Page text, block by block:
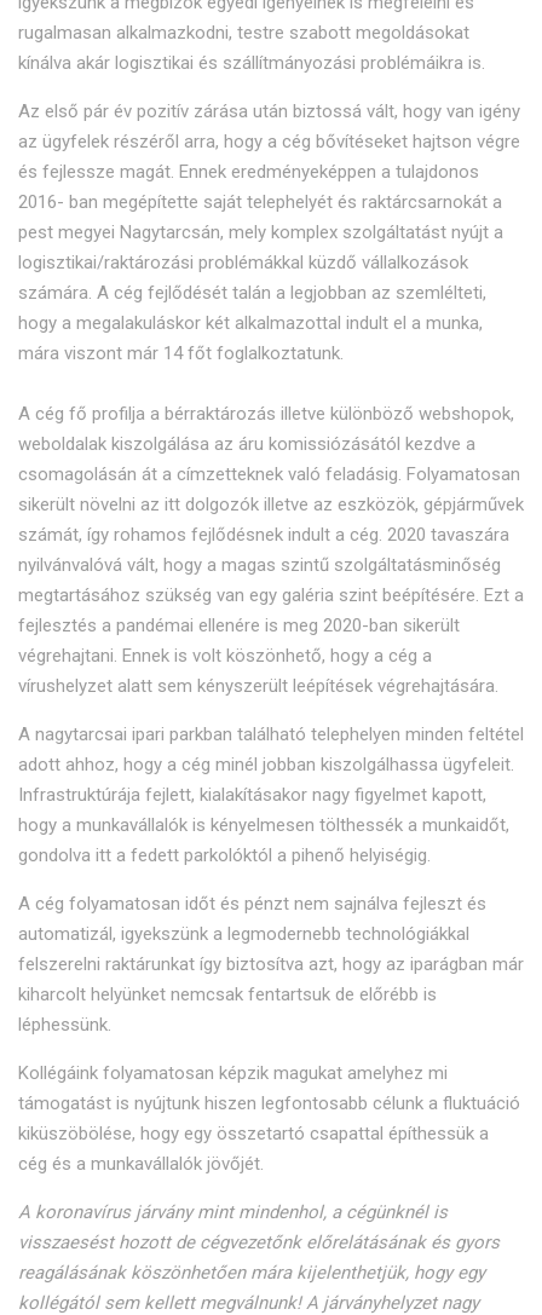
rugalmasan alkalmazkodni, testre szabott megoldásokat
kínálva akár logisztikai és szállítmányozási problémáikra is.
Az első pár év pozitív zárása után biztossá vált, hogy van igény
az ügyfelek részéről arra, hogy a cég bővítéseket hajtson végre
és fejlessze magát. Ennek eredményeképpen a tulajdonos
2016- ban megépítette saját telephelyét és raktárcsarnokát a
pest megyei Nagytarcsán, mely komplex szolgáltatást nyújt a
logisztikai/raktározási problémákkal küzdő vállalkozások
számára. A cég fejlődését talán a legjobban az szemlélteti,
hogy a megalakuláskor két alkalmazottal indult el a munka,
mára viszont már 14 főt foglalkoztatunk.
A cég fő profilja a bérraktározás illetve különböző webshopok,
weboldalak kiszolgálása az áru komissiózásától kezdve a
csomagolásán át a címzetteknek való feladásig. Folyamatosan
sikerült növelni az itt dolgozók illetve az eszközök, gépjárművek
számát, így rohamos fejlődésnek indult a cég. 2020 tavaszára
nyilvánvalóvá vált, hogy a magas szintű szolgáltatásminőség
megtartásához szükség van egy galéria szint beépítésére. Ezt a
fejlesztés a pandémai ellenére is meg 2020-ban sikerült
végrehajtani. Ennek is volt köszönhető, hogy a cég a
vírushelyzet alatt sem kényszerült leépítések végrehajtására.
A nagytarcsai ipari parkban található telephelyen minden feltétel
adott ahhoz, hogy a cég minél jobban kiszolgálhassa ügyfeleit.
Infrastruktúrája fejlett, kialakításakor nagy figyelmet kapott,
hogy a munkavállalók is kényelmesen tölthessék a munkaidőt,
gondolva itt a fedett parkolóktól a pihenő helyiségig.
A cég folyamatosan időt és pénzt nem sajnálva fejleszt és
automatizál, igyekszünk a legmodernebb technológiákkal
felszerelni raktárunkat így biztosítva azt, hogy az iparágban már
kiharcolt helyünket nemcsak fentartsuk de előrébb is
léphessünk.
Kollégáink folyamatosan képzik magukat amelyhez mi
támogatást is nyújtunk hiszen legfontosabb célunk a fluktuáció
kiküszöbölése, hogy egy összetartó csapattal építhessük a
cég és a munkavállalók jövőjét.
A koronavírus járvány mint mindenhol, a cégünknél is
visszaesést hozott de cégvezetőnk előrelátásának és gyors
reagálásának köszönhetően mára kijelenthetjük, hogy egy
kollégától sem kellett megválnunk! A járványhelyzet nagy